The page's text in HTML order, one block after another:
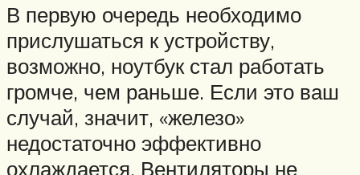
В первую очередь необходимо
прислушаться к устройству,
возможно, ноутбук стал работать
громче, чем раньше. Если это ваш
случай, значит, «железо»
недостаточно эффективно
охлаждается. Вентиляторы не